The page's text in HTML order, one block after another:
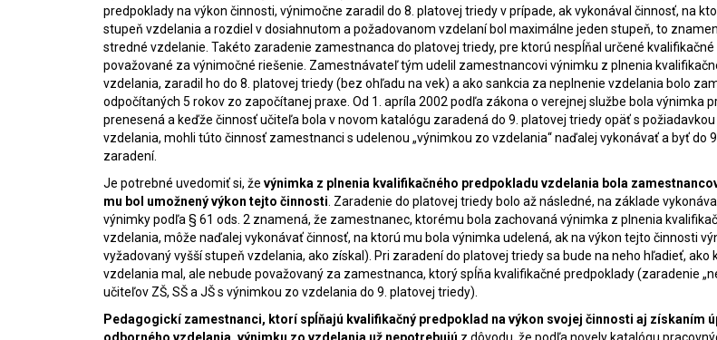
predpoklady na výkon činnosti, výnimočne zaradil do 8. platovej triedy v prípade, ak vykonával činnosť, na
stupeň vzdelania a rozdiel v dosiahnutom a požadovanom vzdelaní bol maximálne jeden stupeň, to
stredné vzdelanie. Takéto zaradenie zamestnanca do platovej triedy, pre ktorú nespĺňal určené kvalifikačné
považované za výnimočné riešenie. Zamestnávateľ tým udelil zamestnancovi výnimku z plnenia
vzdelania, zaradil ho do 8. platovej triedy (bez ohľadu na vek) a ako sankcia za neplnenie vzdelania bolo
odpočítaných 5 rokov zo započítanej praxe. Od 1. apríla 2002 podľa zákona o verejnej službe bola výnimka
prenesená a keďže činnosť učiteľa bola v novom katalógu zaradená do 9. platovej triedy opäť s
vzdelania, mohli túto činnosť zamestnanci s udelenou „výnimkou zo vzdelania“ naďalej vykonávať a byť do
zaradení.
Je potrebné uvedomiť si, že výnimka z plnenia kvalifikačného predpokladu vzdelania bola
mu bol umožnený výkon tejto činnosti . Zaradenie do platovej triedy bolo až následné, na základe
výnimky podľa § 61 ods. 2 znamená, že zamestnanec, ktorému bola zachovaná výnimka z plnenia
vzdelania, môže naďalej vykonávať činnosť, na ktorú mu bola výnimka udelená, ak na výkon tejto činnosti
vyžadovaný vyšší stupeň vzdelania, ako získal). Pri zaradení do platovej triedy sa bude na neho hľadieť, ako
vzdelania mal, ale nebude považovaný za zamestnanca, ktorý spĺňa kvalifikačné predpoklady (zaradenie
učiteľov ZŠ, SŠ a JŠ s výnimkou zo vzdelania do 9. platovej triedy).
Pedagogickí zamestnanci, ktorí spĺňajú kvalifikačný predpoklad na výkon svojej činnosti aj získaním